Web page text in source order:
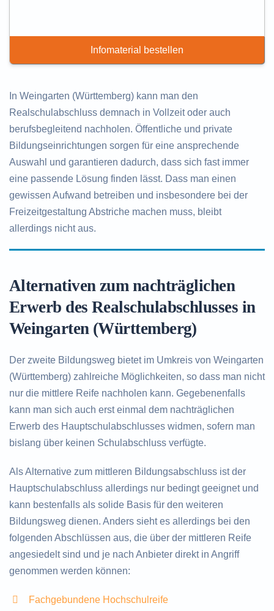
Infomaterial bestellen
In Weingarten (Württemberg) kann man den
Realschulabschluss demnach in Vollzeit oder auch
berufsbegleitend nachholen. Öffentliche und private
Bildungseinrichtungen sorgen für eine ansprechende
Auswahl und garantieren dadurch, dass sich fast immer
eine passende Lösung finden lässt. Dass man einen
gewissen Aufwand betreiben und insbesondere bei der
Freizeitgestaltung Abstriche machen muss, bleibt
allerdings nicht aus.
Alternativen zum nachträglichen
Erwerb des Realschulabschlusses in
Weingarten (Württemberg)
Der zweite Bildungsweg bietet im Umkreis von Weingarten
(Württemberg) zahlreiche Möglichkeiten, so dass man nicht
nur die mittlere Reife nachholen kann. Gegebenenfalls
kann man sich auch erst einmal dem nachträglichen
Erwerb des Hauptschulabschlusses widmen, sofern man
bislang über keinen Schulabschluss verfügte.
Als Alternative zum mittleren Bildungsabschluss ist der
Hauptschulabschluss allerdings nur bedingt geeignet und
kann bestenfalls als solide Basis für den weiteren
Bildungsweg dienen. Anders sieht es allerdings bei den
folgenden Abschlüssen aus, die über der mittleren Reife
angesiedelt sind und je nach Anbieter direkt in Angriff
genommen werden können:
Fachgebundene Hochschulreife